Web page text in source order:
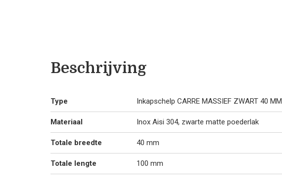
Beschrijving
Type Inkapschelp CARRE MASSIEF ZWART 40 MM
Materiaal Inox Aisi 304, zwarte matte poederlak
Totale breedte 40 mm
Totale lengte 100 mm